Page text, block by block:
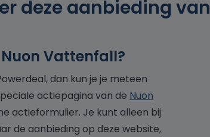
deze aanbieding van
Vattenfall?
dan kun je je meteen
actiepagina van de Nuon
actieformulier. Je kunt alleen bij
de aanbieding op deze website,